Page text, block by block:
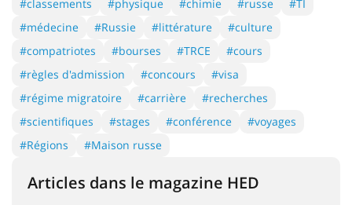
#classements
#physique #chimie #russe
#TI
#médecine
#Russie #littérature
#culture
#compatriotes
#bourses #TRCE
#cours
#règles d'admission
#concours
#visa
#régime migratoire
#carrière
#recherches
#scientifiques
#stages #conférence
#voyages
#Régions
#Maison russe
Articles dans le magazine HED